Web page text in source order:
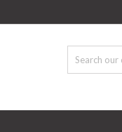
You need to be